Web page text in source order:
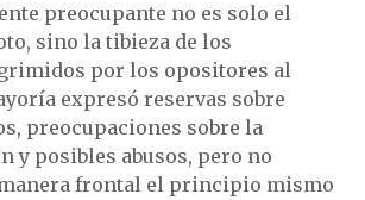
preocupante no es solo el
sino la tibieza de los
por los opositores al
expresó reservas sobre
preocupaciones sobre la
y posibles abusos, pero no
frontal el principio mismo